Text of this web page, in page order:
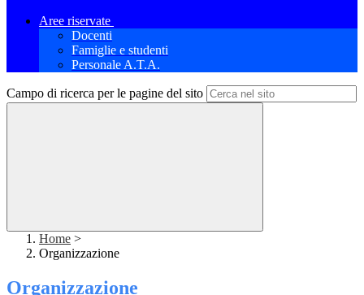
Aree riservate
Docenti
Famiglie e studenti
Personale A.T.A.
Campo di ricerca per le pagine del sito
Home >
Organizzazione
Organizzazione